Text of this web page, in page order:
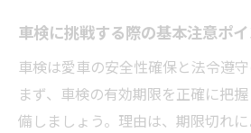
車検に挑戦する際の基本注意ポ
車検は愛車の安全性確保と法令遵守
まず、車検の有効期限を正確に把
備しましょう。理由は、期限切れ